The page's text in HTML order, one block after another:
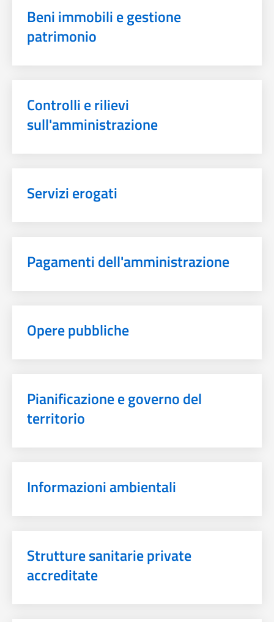
Beni immobili e gestione
patrimonio
Controlli e rilievi
sull'amministrazione
Servizi erogati
Pagamenti dell'amministrazione
Opere pubbliche
Pianificazione e governo del
territorio
Informazioni ambientali
Strutture sanitarie private
accreditate